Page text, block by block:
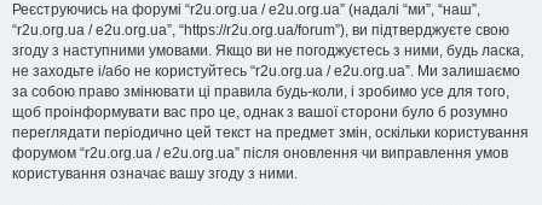
Реєструючись на форумі “r2u.org.ua / e2u.org.ua” (надалі “ми”, “наш”,
“r2u.org.ua / e2u.org.ua”, “https://r2u.org.ua/forum”), ви підтверджуєте свою
згоду з наступними умовами. Якщо ви не погоджуєтесь з ними, будь ласка,
не заходьте і/або не користуйтесь “r2u.org.ua / e2u.org.ua”. Ми залишаємо
за собою право змінювати ці правила будь-коли, і зробимо усе для того,
щоб проінформувати вас про це, однак з вашої сторони було б розумно
переглядати періодично цей текст на предмет змін, оскільки користування
форумом “r2u.org.ua / e2u.org.ua” після оновлення чи виправлення умов
користування означає вашу згоду з ними.